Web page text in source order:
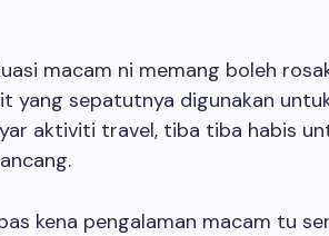
macam ni memang boleh
yang sepatutnya digunakan
aktiviti travel, tiba tiba habis
kena pengalaman macam tu